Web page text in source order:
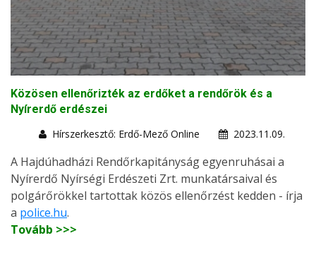
Közösen ellenőrizték az erdőket a rendőrök és a
Nyírerdő erdészei
Hírszerkesztő: Erdő-Mező Online
2023.11.09.
A Hajdúhadházi Rendőrkapitányság egyenruhásai a
Nyírerdő Nyírségi Erdészeti Zrt. munkatársaival és
polgárőrökkel tartottak közös ellenőrzést kedden - írja
a police.hu.
Tovább >>>